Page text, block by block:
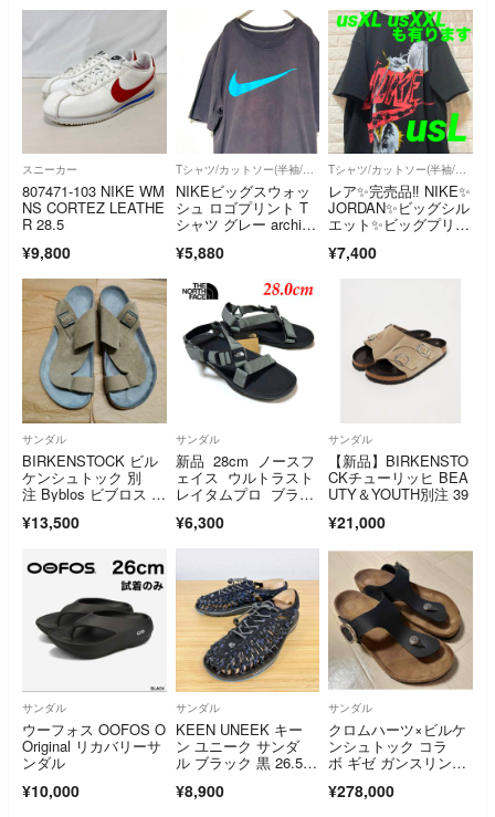
スニーカー マルチ US
9.5/27.5cm
スニーカー
807471-103 NIKE WM
NS CORTEZ LEATHE
R 28.5
¥9,800
Tシャツ/カットソー(半袖/袖なし)
NIKEビッグスウォッ
シュ ロゴプリント T
シャツ グレー archiv
¥5,880
Tシャツ/カットソー(半袖/袖なし)
レア✨完売品‼️ NIKE✨
JORDAN✨ビッグシル
エット✨ビッグプリン
¥7,400
サンダル
BIRKENSTOCK ビル
ケンシュトック 別
注 Byblos ビブロス 2
¥13,500
サンダル
新品 28cm ノースフ
ェイス ウルトラスト
レイタムプロ ブラッ
¥6,300
サンダル
【新品】BIRKENSTO
CKチューリッヒ BEA
UTY＆YOUTH別注 39
¥21,000
サンダル
ウーフォス OOFOS O
Original リカバリーサ
ンダル
¥10,000
サンダル
KEEN UNEEK キー
ン ユニーク サンダ
ル ブラック 黒 26.5c
¥8,900
サンダル
クロムハーツ×ビルケ
ンシュトック コラ
ボ ギゼ ガンスリンガ
0 ブラック
¥278,000